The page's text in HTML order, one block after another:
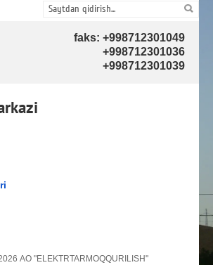
faks: +998712301049
+998712301036
+998712301039
АО "ELEKTRTARMOQQURILISH"